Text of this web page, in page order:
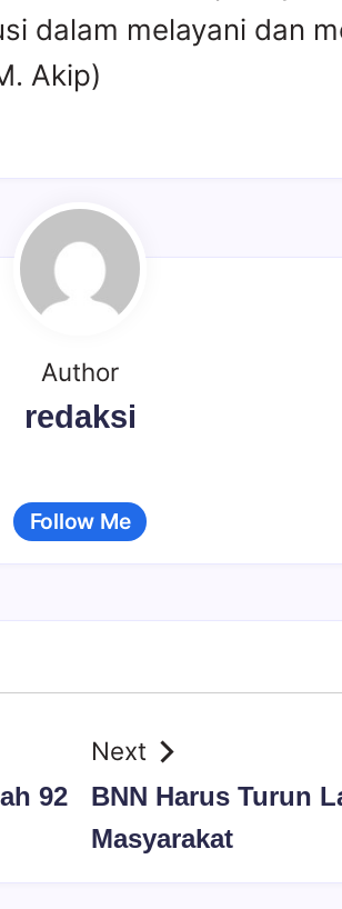
dalam melayani dan
Akip)
Author
redaksi
Follow Me
92
Next
BNN Harus Turun
Masyarakat